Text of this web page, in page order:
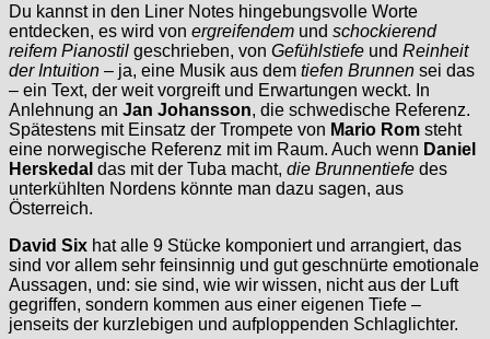
Du kannst in den Liner Notes hingebungsvolle Worte
entdecken, es wird von ergreifendem und schockierend
reifem Pianostil geschrieben, von Gefühlstiefe und Reinheit
der Intuition – ja, eine Musik aus dem tiefen Brunnen sei das
– ein Text, der weit vorgreift und Erwartungen weckt. In
Anlehnung an Jan Johansson, die schwedische Referenz.
Spätestens mit Einsatz der Trompete von Mario Rom steht
eine norwegische Referenz mit im Raum. Auch wenn Daniel
Herskedal das mit der Tuba macht, die Brunnentiefe des
unterkühlten Nordens könnte man dazu sagen, aus
Österreich.
David Six hat alle 9 Stücke komponiert und arrangiert, das
sind vor allem sehr feinsinnig und gut geschnürte emotionale
Aussagen, und: sie sind, wie wir wissen, nicht aus der Luft
gegriffen, sondern kommen aus einer eigenen Tiefe –
jenseits der kurzlebigen und aufploppenden Schlaglichter.